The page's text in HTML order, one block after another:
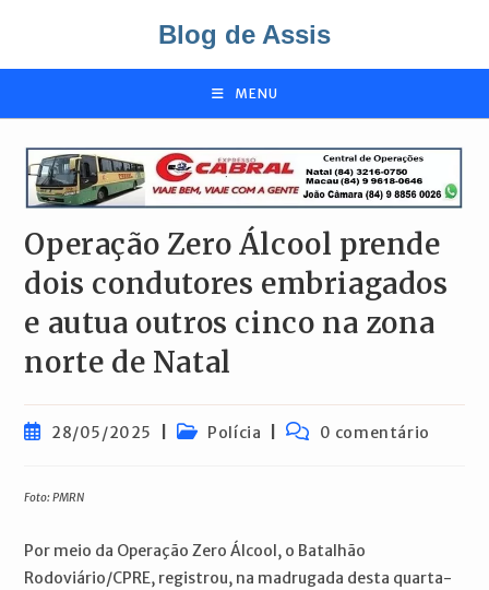
o
Blog de Assis
MENU
Operação Zero Álcool prende
dois condutores embriagados
e autua outros cinco na zona
norte de Natal
Post28/05/2025
Categoria
Polícia
Comentários
0 comentário
Foto: PMRN
Por meio da Operação Zero Álcool, o Batalhão
Rodoviário/CPRE, registrou, na madrugada desta quarta-